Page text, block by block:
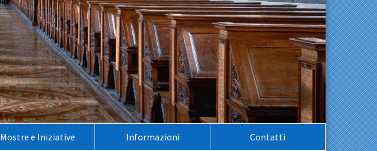
Mostre e Iniziative Informazioni Contatti